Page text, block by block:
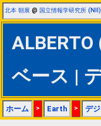
北本 朝展 @ 国立情報学研究所 (NII)
ベース |
ホーム > Earth > デ